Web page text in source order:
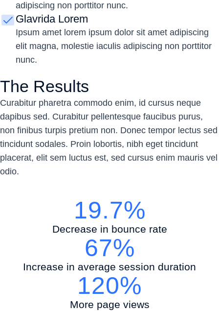
adipiscing non porttitor nunc.
Glavrida Lorem
Ipsum amet lorem ipsum dolor sit amet adipiscing
elit magna, molestie iaculis adipiscing non porttitor
nunc.
The Results
Curabitur pharetra commodo enim, id cursus neque
dapibus sed. Curabitur pellentesque faucibus purus,
non finibus turpis pretium non. Donec tempor lectus sed
tincidunt sodales. Proin lobortis, nibh eget tincidunt
placerat, elit sem luctus est, sed cursus enim mauris vel
odio.
19.7%
Decrease in bounce rate
67%
Increase in average session duration
120%
More page views